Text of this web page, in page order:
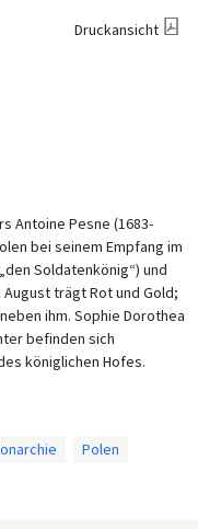
Druckansicht
Antoine Pesne (1683-
bei seinem Empfang im
Soldatenkönig“) und
trägt Rot und Gold;
ihm. Sophie Dorothea
befinden sich
königlichen Hofes.
Polen